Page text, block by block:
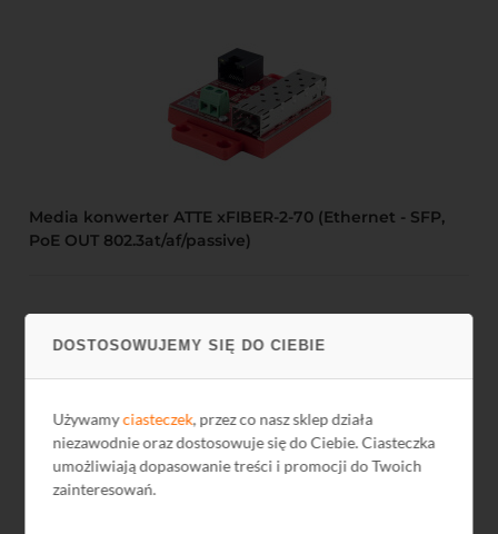
DOSTOSOWUJEMY SIĘ DO CIEBIE
Używamyciasteczek, przez co nasz sklep działa
niezawodnie oraz dostosowuje się do Ciebie. Ciasteczka
umożliwiają dopasowanie treści i promocji do Twoich
zainteresowań.
Media konwerter ATTE xFIBER-2-70 (Ethernet - SFP,
PoE OUT 802.3at/af/passive)
306,27 zł
Kod: L1307